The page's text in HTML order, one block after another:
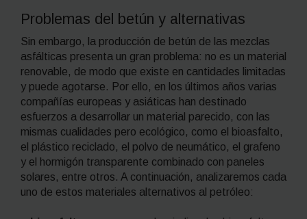
Problemas del betún y alternativas
Sin embargo, la producción de betún de las mezclas
asfálticas presenta un gran problema: no es un material
renovable, de modo que existe en cantidades limitadas
y puede agotarse. Por ello, en los últimos años varias
compañías europeas y asiáticas han destinado
esfuerzos a desarrollar un material parecido, con las
mismas cualidades pero ecológico, como el bioasfalto,
el plástico reciclado, el polvo de neumático, el grafeno
y el hormigón transparente combinado con paneles
solares, entre otros. A continuación, analizaremos cada
uno de estos materiales alternativos al petróleo: